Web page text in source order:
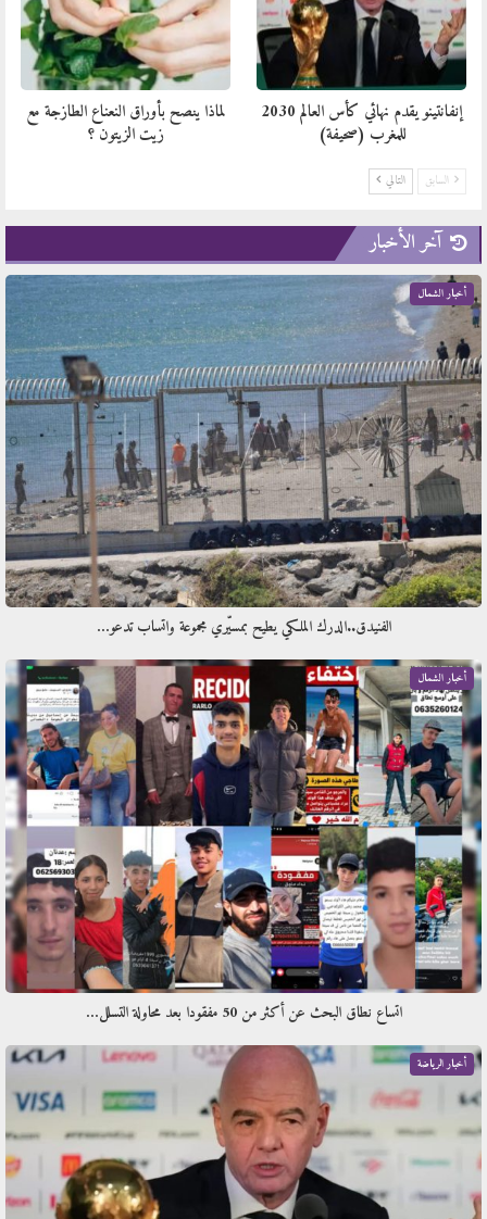
إنفانتينو يقدم نهائي كأس العالم 2030
للمغرب (صحيفة)
لماذا ينصح بأوراق النعناع الطازجة مع
زيت الزيتون ؟
السابق التالي
آخر الأخبار
أخبار الشمال
الفنيدق..الدرك الملكي يطيح بمسيّري مجموعة واتساب تدعو…
أخبار الشمال
اتساع نطاق البحث عن أكثر من 50 مفقودا بعد محاولة التسلل…
أخبار الرياضة